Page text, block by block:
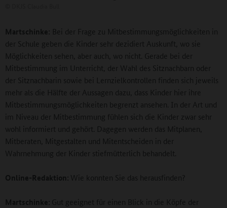
Martschinke: Bei der Frage zu Mitbestimmungsmöglichkeiten in
der Schule geben die Kinder sehr dezidiert Auskunft, wo sie
Möglichkeiten sehen, aber auch, wo nicht. Gerade bei der
Mitbestimmung im Unterricht, der Wahl des Sitznachbarn oder
der Sitznachbarin sowie bei Lernzielkontrollen finden sich jeweils
mehr als die Hälfte der Aussagen dazu, dass Kinder hier ihre
Mitbestimmungsmöglichkeiten begrenzt ansehen. In der Art und
im Niveau der Mitbestimmung fühlen sich die Kinder zwar sehr
wohl informiert und gehört. Dagegen werden das Mitplanen,
Mitberaten, Mitgestalten und Mitentscheiden in der
Wahrnehmung der Kinder stiefmütterlich behandelt.
Online-Redaktion: Wie konnten Sie das herausfinden?
Martschinke: Gut geeignet für einen Blick in die Köpfe der